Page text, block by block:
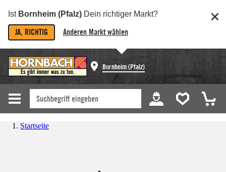
Ist Bornheim (Pfalz) Dein richtiger Markt?
JA, RICHTIG Anderen Markt wählen
Bornheim (Pfalz)
Startseite